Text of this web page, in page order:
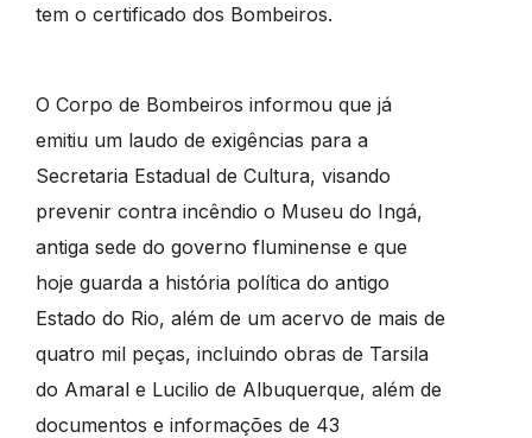
tem o certificado dos Bombeiros.
O Corpo de Bombeiros informou que já
emitiu um laudo de exigências para a
Secretaria Estadual de Cultura, visando
prevenir contra incêndio o Museu do Ingá,
antiga sede do governo fluminense e que
hoje guarda a história política do antigo
Estado do Rio, além de um acervo de mais de
quatro mil peças, incluindo obras de Tarsila
do Amaral e Lucilio de Albuquerque, além de
documentos e informações de 43